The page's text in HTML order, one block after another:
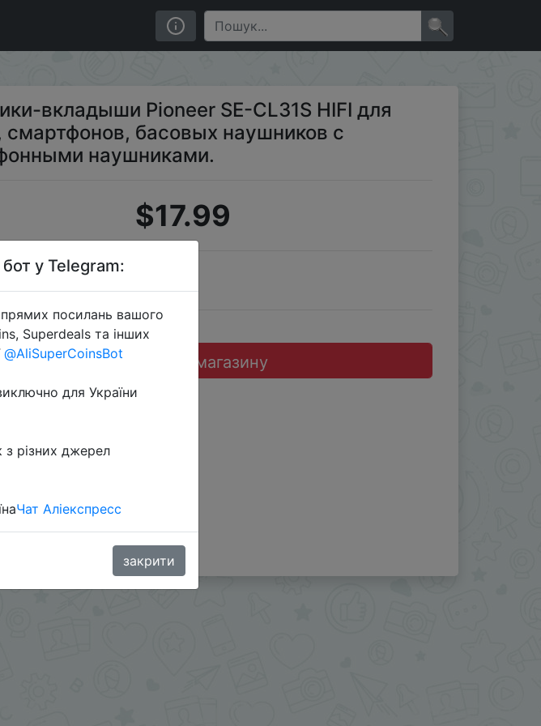
наушников с микрофонными наушниками.
вкладыши Pioneer SE-CL31S HIFI для
смартфонов, басовых наушников с
наушниками.
$17.99
Перейти до магазину
у Telegram:
посилань вашого
Superdeals та інших
@AliSuperCoinsBot
для України
різних джерел
Чат Аліекспресс
закрити